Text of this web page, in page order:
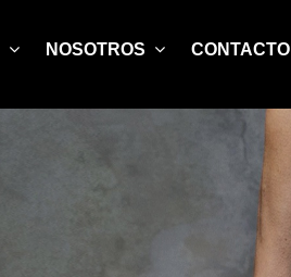
NOSOTROS CONTACTO